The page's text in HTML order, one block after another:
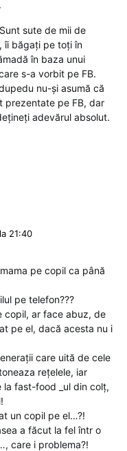
sute de mii de
îi băgați pe toți în
în baza unui
s-a vorbit pe FB.
nu-și asumă că
prezentate pe FB, dar
adevărul absolut.
21:40
pe copil ca până
pe telefon???
copil, ar face abuz, de
pe el, dacă acesta nu i
care uită de cele
rețelele, iar
la fast-food _ul din colț,
un copil pe el…?!
a făcut la fel într o
care i problema?!